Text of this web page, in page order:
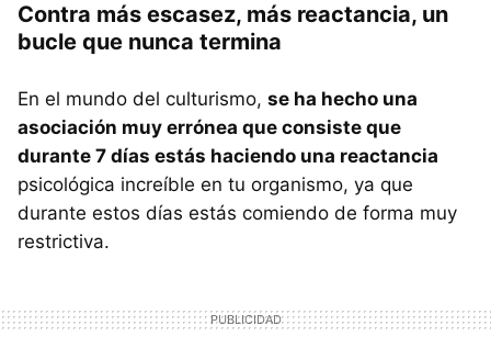
Contra más escasez, más reactancia, un
bucle que nunca termina
En el mundo del culturismo, se ha hecho una
asociación muy errónea que consiste que
durante 7 días estás haciendo una reactancia
psicológica increíble en tu organismo, ya que
durante estos días estás comiendo de forma muy
restrictiva.